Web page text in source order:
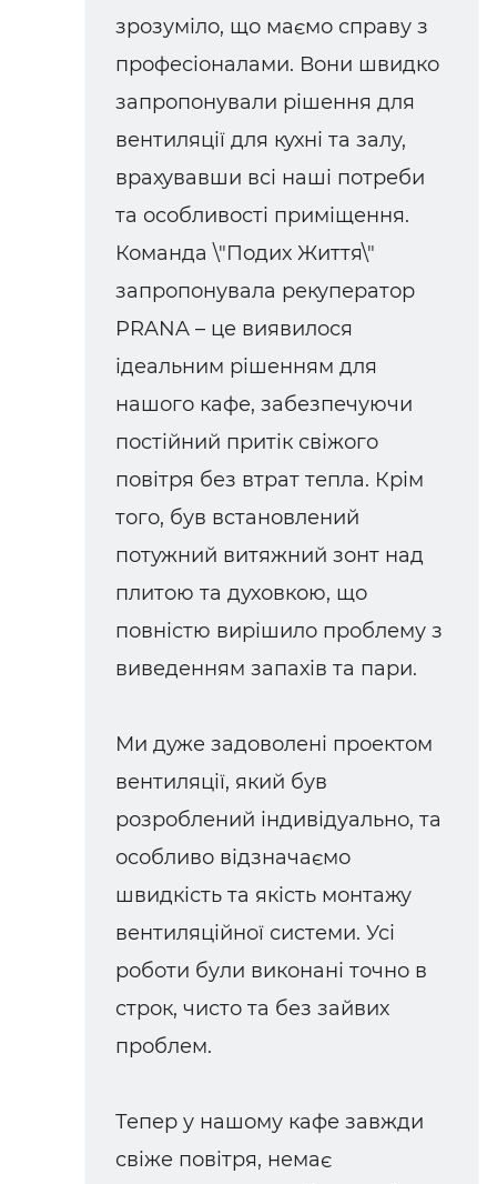
зрозуміло, що маємо справу з
професіоналами. Вони швидко
запропонували рішення для
вентиляції для кухні та залу,
врахувавши всі наші потреби
та особливості приміщення.
Команда \"Подих Життя\"
запропонувала рекуператор
PRANA – це виявилося
ідеальним рішенням для
нашого кафе, забезпечуючи
постійний притік свіжого
повітря без втрат тепла. Крім
того, був встановлений
потужний витяжний зонт над
плитою та духовкою, що
повністю вирішило проблему з
виведенням запахів та пари.
Ми дуже задоволені проектом
вентиляції, який був
розроблений індивідуально, та
особливо відзначаємо
швидкість та якість монтажу
вентиляційної системи. Усі
роботи були виконані точно в
строк, чисто та без зайвих
проблем.
Тепер у нашому кафе завжди
свіже повітря, немає